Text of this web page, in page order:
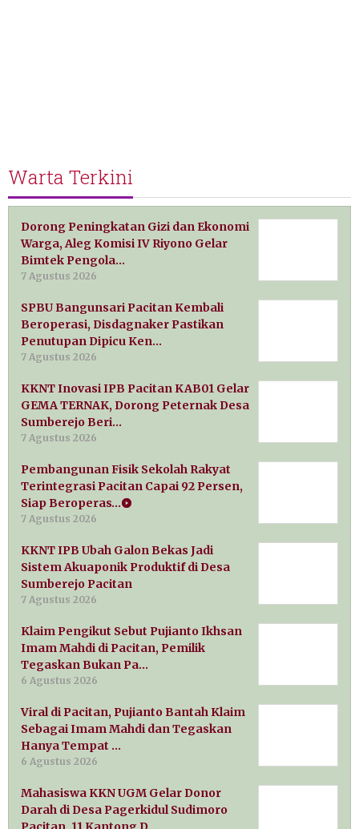
Warta Terkini
Dorong Peningkatan Gizi dan Ekonomi
Warga, Aleg Komisi IV Riyono Gelar
Bimtek Pengola…
7 Agustus 2026
SPBU Bangunsari Pacitan Kembali
Beroperasi, Disdagnaker Pastikan
Penutupan Dipicu Ken…
7 Agustus 2026
KKNT Inovasi IPB Pacitan KAB01 Gelar
GEMA TERNAK, Dorong Peternak Desa
Sumberejo Beri…
7 Agustus 2026
Pembangunan Fisik Sekolah Rakyat
Terintegrasi Pacitan Capai 92 Persen,
Siap Beroperas…
7 Agustus 2026
KKNT IPB Ubah Galon Bekas Jadi
Sistem Akuaponik Produktif di Desa
Sumberejo Pacitan
7 Agustus 2026
Klaim Pengikut Sebut Pujianto Ikhsan
Imam Mahdi di Pacitan, Pemilik
Tegaskan Bukan Pa…
6 Agustus 2026
Viral di Pacitan, Pujianto Bantah Klaim
Sebagai Imam Mahdi dan Tegaskan
Hanya Tempat …
6 Agustus 2026
Mahasiswa KKN UGM Gelar Donor
Darah di Desa Pagerkidul Sudimoro